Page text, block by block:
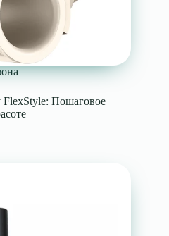
FlexStyle: Пошаговое